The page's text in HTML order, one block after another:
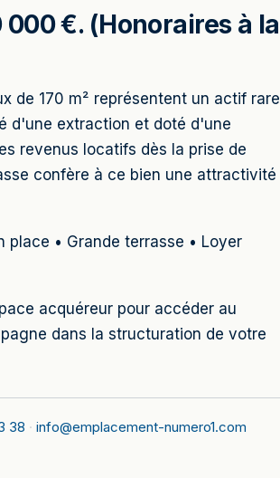
€. (Honoraires à la
de 170 m² représentent un actif rare
d'une extraction et doté d'une
revenus locatifs dès la prise de
confère à ce bien une attractivité
place • Grande terrasse • Loyer
acquéreur pour accéder au
dans la structuration de votre
38 · info@emplacement-numero1.com